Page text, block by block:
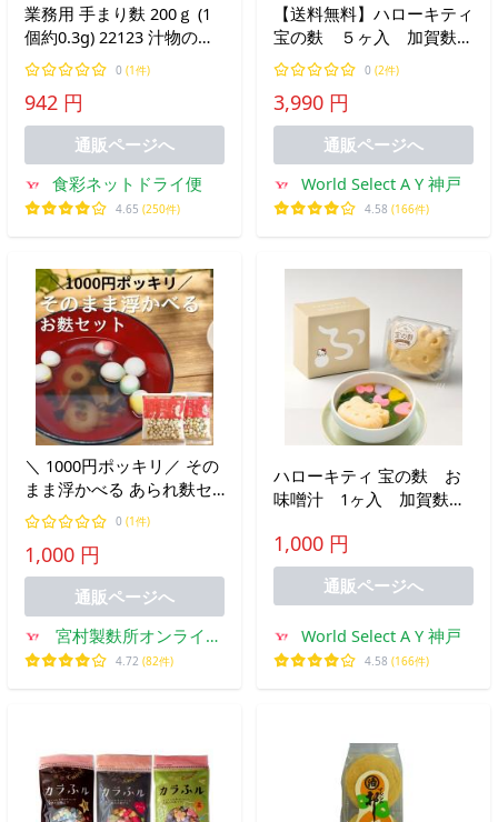
業務用 手まり麩 200ｇ (1
個約0.3g) 22123 汁物の具
トッピング 椀種 かわいい
0 (1件)
942 円
通販ページへ
食彩ネットドライ便
4.65 (250件)
【送料無料】ハローキティ
宝の麩 ５ヶ入 加賀麩不
室屋×サンリオ ギフト
可愛い贈り物 おすまし
お味噌汁 リボン麩、フラ
ワー麩 ハート麩
0 (2件)
3,990 円
通販ページへ
World Select A Y 神戸
4.58 (166件)
＼ 1000円ポッキリ／ その
まま浮かべる あられ麩セ
ット 麩 味噌汁 スープ 時
短 食品 朝ごはん メール便
便利 インスタント 簡単 麩
お麩 花麩 うず巻麩
0 (1件)
1,000 円
通販ページへ
宮村製麩所オンライン
ショップ
4.72 (82件)
ハローキティ 宝の麩 お
味噌汁 1ヶ入 加賀麩不
可愛い贈り物 リボン麩、
ハート麩
1,000 円
通販ページへ
World Select A Y 神戸
4.58 (166件)